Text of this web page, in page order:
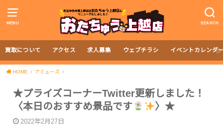
MENU SEARCH
買取について アクセス 求人募集 ウェブチラシ イベントカレンダ
HOME アミューズ
★プライズコーナーTwitter更新しました！
〈本日のおすすめ景品です
〉★
2022年2月27日